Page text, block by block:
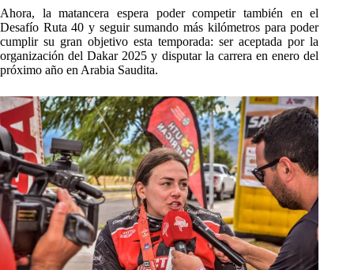
Ahora, la matancera espera poder competir también en el
Desafío Ruta 40 y seguir sumando más kilómetros para poder
cumplir su gran objetivo esta temporada: ser aceptada por la
organización del Dakar 2025 y disputar la carrera en enero del
próximo año en Arabia Saudita.